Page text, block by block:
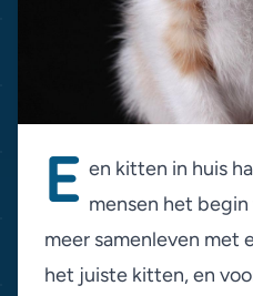
E en kitten in huis
mensen het
meer samenleven met
het juiste kitten, en